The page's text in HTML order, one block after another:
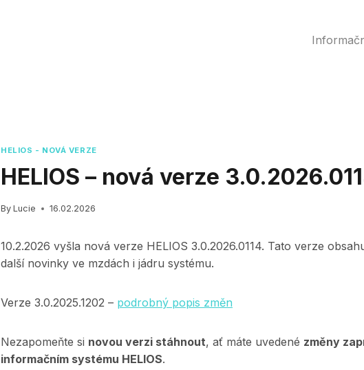
HELIOS - NOVÁ VERZE
HELIOS – nová verze
By Lucie 16.02.2026
10.2.2026 vyšla nová verze HELIOS 3.0.2026.0114. Tato verze
další novinky ve mzdách i jádru systému.
Verze 3.0.2025.1202 – podrobný popis změn
Nezapomeňte si novou verzi stáhnout, ať máte uvedené změny
informačním systému HELIOS.